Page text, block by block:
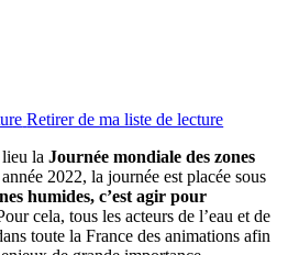
Retirer de ma liste de lecture
la Journée mondiale des zones
2022, la journée est placée sous
humides, c’est agir pour
cela, tous les acteurs de l’eau et de
toute la France des animations afin